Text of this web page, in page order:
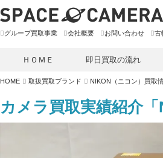
グループ買取事業 会社概要 お問い合わせ 古
ＨＯＭＥ 即日買取の流れ
HOME 取扱買取ブランド NIKON（ニコン）買取
カメラ買取実績紹介